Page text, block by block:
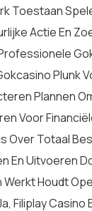
Toestaan
Actie En
Plunk
Plannen
Voor
Over Totaal
En Uitvoeren
Houdt
Filiplay Casino